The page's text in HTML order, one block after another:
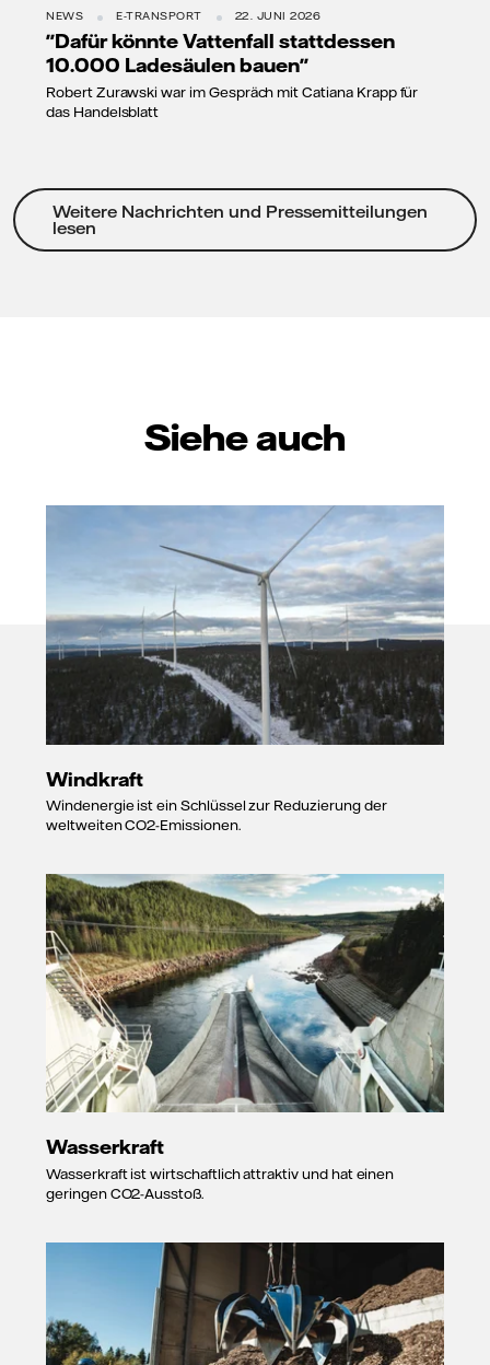
NEWS E-TRANSPORT 22. JUNI 2026
"Dafür könnte Vattenfall stattdessen
10.000 Ladesäulen bauen"
Robert Zurawski war im Gespräch mit Catiana Krapp für
das Handelsblatt
Weitere Nachrichten und Pressemitteilungen
lesen
Siehe auch
Windkraft
Windenergie ist ein Schlüssel zur Reduzierung der
weltweiten CO2-Emissionen.
Wasserkraft
Wasserkraft ist wirtschaftlich attraktiv und hat einen
geringen CO2-Ausstoß.